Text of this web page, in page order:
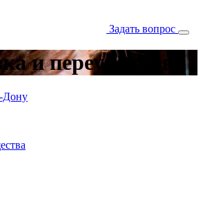
Задать вопрос
и переупаковка
Дону